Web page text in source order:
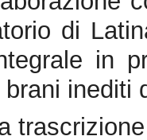
per